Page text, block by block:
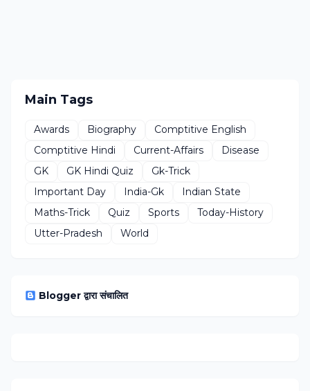
Main Tags
Awards Biography
Comptitive English
Comptitive Hindi
Current-Affairs
Disease
GK
GK Hindi Quiz
Gk-Trick
Important Day
India-Gk
Indian State
Maths-Trick
Quiz Sports
Today-History
Utter-Pradesh
World
Blogger द्वारा संचालित